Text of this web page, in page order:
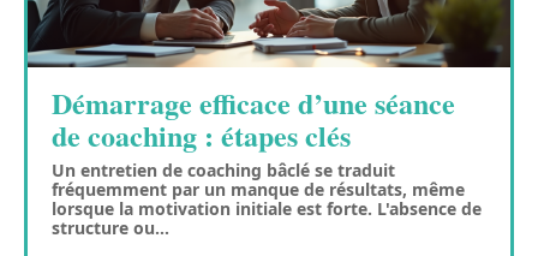
Démarrage efficace d’une séance
de coaching : étapes clés
Un entretien de coaching bâclé se traduit
fréquemment par un manque de résultats, même
lorsque la motivation initiale est forte. L'absence de
structure ou…